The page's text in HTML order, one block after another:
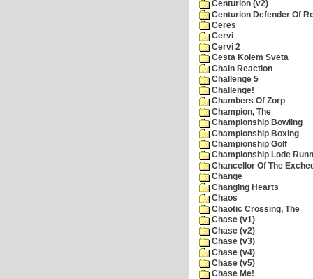
Centurion (v2)
Centurion Defender Of
Ceres
Cervi
Cervi 2
Cesta Kolem Sveta
Chain Reaction
Challenge 5
Challenge!
Chambers Of Zorp
Champion, The
Championship Bowling
Championship Boxing
Championship Golf
Championship Lode
Chancellor Of The
Change
Changing Hearts
Chaos
Chaotic Crossing, The
Chase (v1)
Chase (v2)
Chase (v3)
Chase (v4)
Chase (v5)
Chase Me!